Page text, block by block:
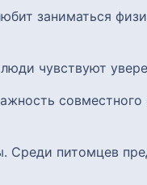
заниматься
чувствуют
Среди питомцев